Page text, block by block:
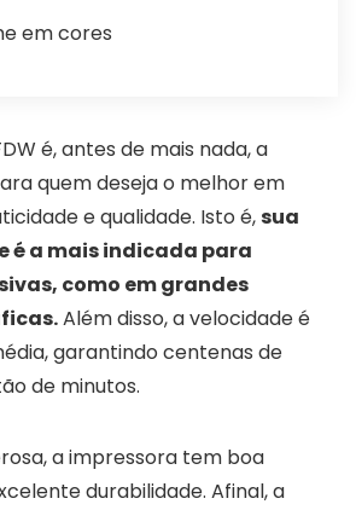
em cores
é, antes de mais nada, a
quem deseja o melhor em
e qualidade. Isto é,sua
é a mais indicada para
como em grandes
Além disso, a velocidade é
garantindo centenas de
de minutos.
a impressora tem boa
durabilidade. Afinal, a